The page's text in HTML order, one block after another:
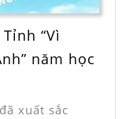
“Vì
năm học
xuất sắc